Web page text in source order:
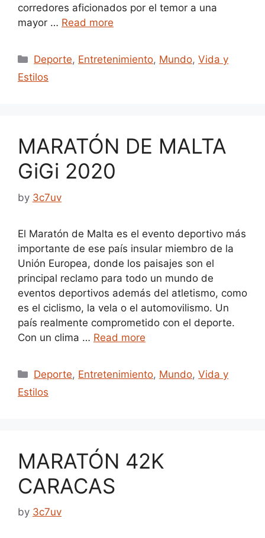
corredores aficionados por el temor a una
mayor … Read more
Categories
Deporte, Entretenimiento, Mundo,Vida y
Estilos
MARATÓN DE MALTA
GiGi 2020
by 3c7uv
El Maratón de Malta es el evento deportivo más
importante de ese país insular miembro de la
Unión Europea, donde los paisajes son el
principal reclamo para todo un mundo de
eventos deportivos además del atletismo, como
es el ciclismo, la vela o el automovilismo. Un
país realmente comprometido con el deporte.
Con un clima … Read more
Categories
Deporte, Entretenimiento, Mundo,Vida y
Estilos
MARATÓN 42K
CARACAS
by 3c7uv